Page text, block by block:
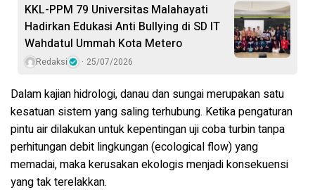
KKL-PPM 79 Universitas Malahayati
Hadirkan Edukasi Anti Bullying di SD IT
Wahdatul Ummah Kota Metero
Redaksi 25/07/2026
Dalam kajian hidrologi, danau dan sungai merupakan satu
kesatuan sistem yang saling terhubung. Ketika pengaturan
pintu air dilakukan untuk kepentingan uji coba turbin tanpa
perhitungan debit lingkungan (ecological flow) yang
memadai, maka kerusakan ekologis menjadi konsekuensi
yang tak terelakkan.